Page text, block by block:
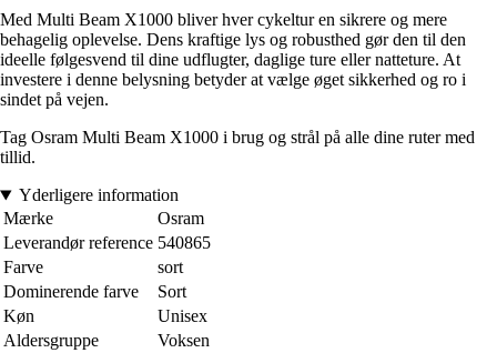
Med Multi Beam X1000 bliver hver cykeltur en sikrere og mere
behagelig oplevelse. Dens kraftige lys og robusthed gør den til den
ideelle følgesvend til dine udflugter, daglige ture eller natteture. At
investere i denne belysning betyder at vælge øget sikkerhed og ro i
sindet på vejen.
Tag Osram Multi Beam X1000 i brug og strål på alle dine ruter med
tillid.
Yderligere information
Mærke
Osram
Leverandør reference 540865
Farve
sort
Dominerende farve
Sort
Køn
Unisex
Aldersgruppe
Voksen